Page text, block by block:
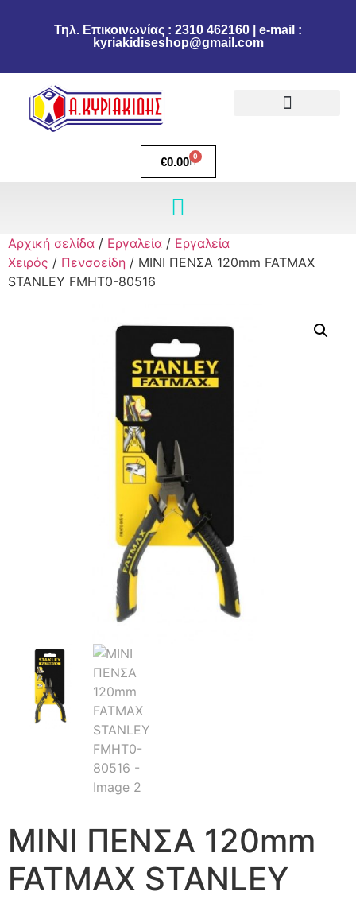
Τηλ. Επικοινωνίας : 2310 462160 | e-mail :
kyriakidiseshop@gmail.com
€0.00 0
Αρχική σελίδα / Εργαλεία / Εργαλεία
Χειρός / Πενσοείδη / ΜΙΝΙ ΠΕΝΣΑ 120mm FATMAX
STANLEY FMHT0-80516
ΜΙΝΙ ΠΕΝΣΑ 120mm
FATMAX STANLEY